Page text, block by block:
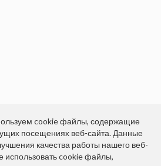
cookie файлы, содержащие
посещениях веб-сайта. Данные
качества работы нашего веб-
использовать cookie файлы,